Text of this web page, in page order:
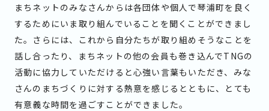
まちネットのみなさんからは各団体や個人で琴浦町を良く
するためにいま取り組んでいることを聞くことができまし
た。さらには、これから自分たちが取り組めそうなことを
話し合ったり、まちネットの他の会員も巻き込んでTNGの
活動に協力していただけると心強い言葉もいただき、みな
さんのまちづくりに対する熱意を感じるとともに、とても
有意義な時間を過ごすことができました。